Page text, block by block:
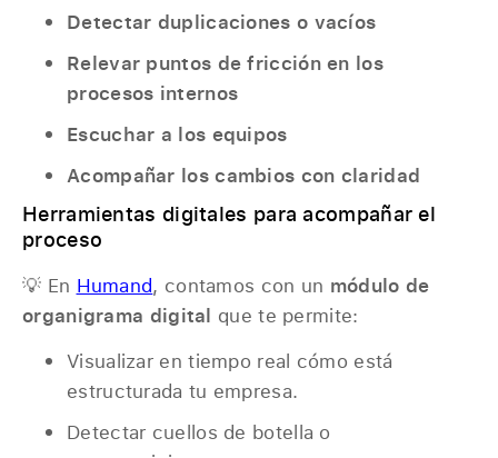
Detectar duplicaciones o vacíos
Relevar puntos de fricción en los
procesos internos
Escuchar a los equipos
Acompañar los cambios con claridad
Herramientas digitales para acompañar el
proceso
💡 En Humand, contamos con un módulo de
organigrama digital que te permite:
Visualizar en tiempo real cómo está
estructurada tu empresa.
Detectar cuellos de botella o